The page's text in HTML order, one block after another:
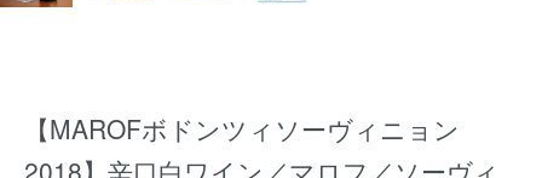
【MAROFボドンツィソーヴィニョン
2018】辛口白ワイン／マロフ／ソーヴィ